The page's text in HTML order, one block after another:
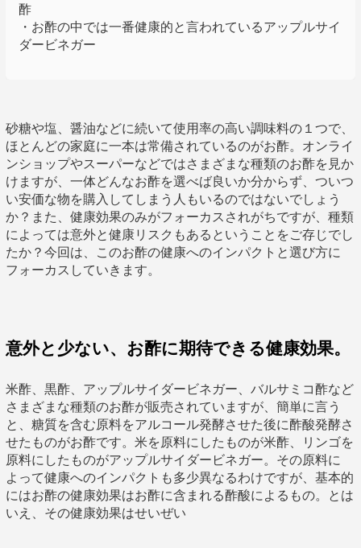
酢
・お酢の中では一番健康的と言われているアップルサイ
ダービネガー
砂糖や塩、醤油などに続いて使用率の高い調味料の１つで、
ほとんどの家庭に一本は常備されているのがお酢。オンライ
ンショップやスーパーなどではさまざまな種類のお酢を見か
けますが、一体どんなお酢を選べば良いか分からず、ついつ
い安価な物を購入してしまう人もいるのではないでしょう
か？また、健康効果のみがフォーカスされがちですが、種類
によっては意外と健康リスクもあるということをご存じでし
たか？今回は、このお酢の健康へのインパクトと選び方に
フォーカスしていきます。
意外と少ない、お酢に期待できる健康効果。
米酢、黒酢、アップルサイダービネガー、バルサミコ酢など
さまざまな種類のお酢が販売されていますが、簡単に言う
と、糖質を含む原料をアルコール発酵させた後に酢酸発酵さ
せたものがお酢です。米を原料にしたものが米酢、リンゴを
原料にしたものがアップルサイダービネガー。その原料に
よって健康へのインパクトも多少異なるわけですが、基本的
にはお酢の健康効果はお酢に含まれる酢酸によるもの。とは
いえ、その健康効果はせいぜい